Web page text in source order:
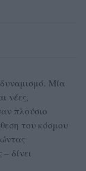
Μία
νέες,
πλούσιο
του κόσμου
– δίνει